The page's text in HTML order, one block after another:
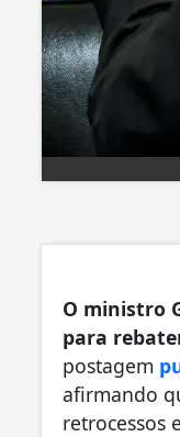
O ministro
para
postagem
afirmando
retrocessos